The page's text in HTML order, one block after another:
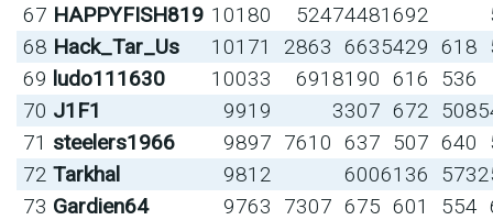
67 HAPPYFISH819 10180 52474481692
68 Hack_Tar_Us 10171 2863 6635429 618
69 ludo111630 10033 691 8190 616
536
70 J1F1 9919 3307 672 508
71 steelers1966 9897 7610 637 507 640
72 Tarkhal 9812 6006136 573
73 Gardien64 9763 7307 675 601 554